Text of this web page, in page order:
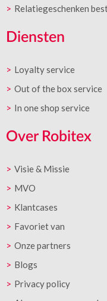
Relatiegeschenken
Diensten
Loyalty service
Out of the box service
In one shop service
Over Robitex
Visie & Missie
MVO
Klantcases
Favoriet van
Onze partners
Blogs
Privacy policy